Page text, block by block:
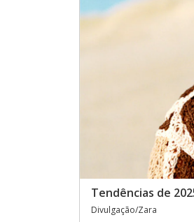
Tendências de
Divulgação/Zara